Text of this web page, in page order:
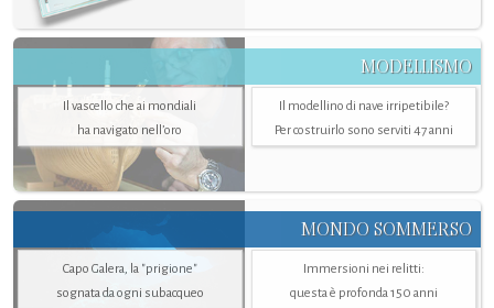
MODELLISMO
Il vascello che ai mondiali
ha navigato nell’oro
Il modellino di nave irripetibile?
Per costruirlo sono serviti 47 anni
MONDO SOMMERSO
Capo Galera, la "prigione"
sognata da ogni subacqueo
Immersioni nei relitti:
questa è profonda 150 anni